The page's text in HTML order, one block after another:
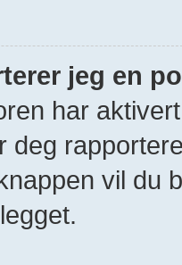
jeg en
har
deg
vil du